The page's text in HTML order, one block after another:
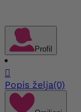
Profil

Popis želja(0)